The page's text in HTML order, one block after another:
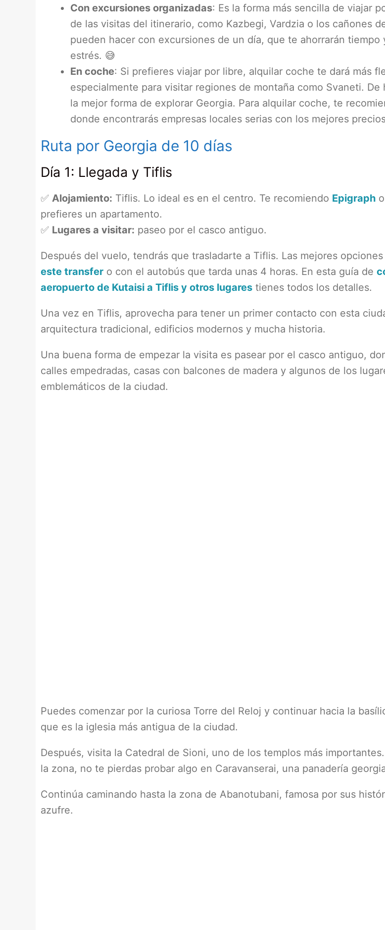
Con excursiones organizadas: Es la forma más sencilla de viajar
de las visitas del itinerario, como Kazbegi, Vardzia o los cañones
pueden hacer con excursiones de un día, que te ahorrarán tiempo
estrés. 😅
En coche: Si prefieres viajar por libre, alquilar coche te dará más
especialmente para visitar regiones de montaña como Svaneti. De
la mejor forma de explorar Georgia. Para alquilar coche, te
donde encontrarás empresas locales serias con los mejores
Ruta por Georgia de 10 días
Día 1: Llegada y Tiflis
✅ Alojamiento: Tiflis. Lo ideal es en el centro. Te recomiendo Epigraph o
prefieres un apartamento.
✅ Lugares a visitar: paseo por el casco antiguo.
Después del vuelo, tendrás que trasladarte a Tiflis. Las mejores
este transfer o con el autobús que tarda unas 4 horas. En esta guía de
aeropuerto de Kutaisi a Tiflis y otros lugares tienes todos los detalles.
Una vez en Tiflis, aprovecha para tener un primer contacto con esta
arquitectura tradicional, edificios modernos y mucha historia.
Una buena forma de empezar la visita es pasear por el casco antiguo,
calles empedradas, casas con balcones de madera y algunos de los
emblemáticos de la ciudad.
Puedes comenzar por la curiosa Torre del Reloj y continuar hacia la
que es la iglesia más antigua de la ciudad.
Después, visita la Catedral de Sioni, uno de los templos más
la zona, no te pierdas probar algo en Caravanserai, una panadería
Continúa caminando hasta la zona de Abanotubani, famosa por sus
azufre.